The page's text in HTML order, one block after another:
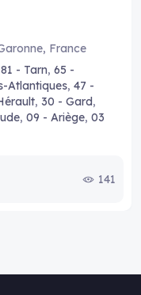
France
81 - Tarn, 65 -
Atlantiques, 47 -
, 30 - Gard,
, 09 - Ariège, 03
141